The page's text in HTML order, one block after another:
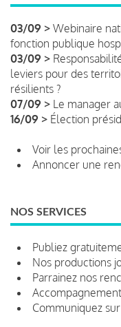
03/09 > Webinaire
fonction publique
03/09 >
leviers pour des
résilients ?
07/09 > Le manager
16/09 > Élection
Voir les
Annoncer une
NOS SERVICES
Publiez
Nos productions
Parrainez nos
Communiquez